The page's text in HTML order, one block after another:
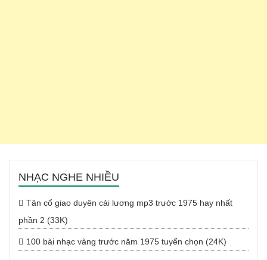
NHẠC NGHE NHIỀU
Tân cổ giao duyên cải lương mp3 trước 1975 hay nhất
phần 2 (33K)
100 bài nhạc vàng trước năm 1975 tuyển chọn (24K)